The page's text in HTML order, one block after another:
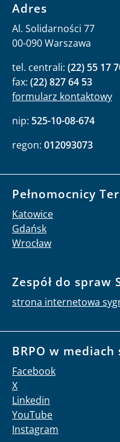
Adres
Al. Solidarności 77
00-090 Warszawa
tel. centrali: (22) 55 17
fax: (22) 827 64 53
formularz kontaktowy
nip: 525-10-08-674
regon: 012093073
Pełnomocnicy
Katowice
Gdańsk
Wrocław
Zespół do spraw
strona internetowa
BRPO w mediach
Facebook
X
Linkedin
YouTube
Instagram